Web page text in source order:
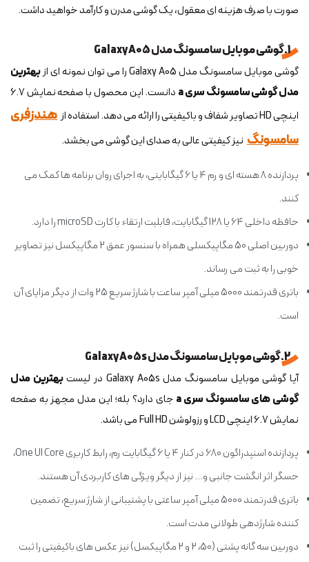
صورت با صرف هزینه ای معقول، یک گوشی مدرن و کارآمد خواهید داشت.
1. گوشی موبایل سامسونگ مدل Galaxy A05
گوشی موبایل سامسونگ مدل Galaxy A05 را می توان نمونه ای از
بهترین
مدل گوشی سامسونگ سری a
دانست. این محصول با صفحه نمایش 6.7
اینچی HD تصاویر شفاف و باکیفیتی را ارائه می دهد. استفاده از
هندزفری
سامسونگ نیز کیفیتی عالی به صدای این گوشی می بخشد.
پردازنده 8 هسته ای و رم 4 یا 6 گیگابایتی، به اجرای روان برنامه ها کمک می
کنند.
حافظه داخلی 64 یا 128 گیگابایت، قابلیت ارتقاء با کارت microSD را دارد.
دوربین اصلی 50 مگاپیکسلی همراه با سنسور عمق 2 مگاپیکسل نیز تصاویر
خوبی را به ثبت می رساند.
باتری قدرتمند 5000 میلی آمپر ساعت با شارژ سریع 25 وات از دیگر مزایای آن
است.
2. گوشی موبایل سامسونگ مدل Galaxy A05s
آیا گوشی موبایل سامسونگ مدل Galaxy A05s در لیست
بهترین مدل
گوشی های سامسونگ سری a
جای دارد؟ بله؛ این مدل مجهز به صفحه
نمایش 6.7 اینچی LCD و رزولوشن Full HD می باشد.
پردازنده اسنپدراگون 680 در کنار 4 یا 6 گیگابایت رم، رابط کاربری One UI Core،
حسگر اثر انگشت جانبی و... نیز از دیگر ویژگی های کاربردی آن هستند.
باتری قدرتمند 5000 میلی آمپر ساعتی با پشتیبانی از شارژ سریع، تضمین
کننده شارژدهی طولانی مدت است.
دوربین سه گانه پشتی (50، 2 و 2 مگاپیکسل) نیز عکس های باکیفیتی را ثبت